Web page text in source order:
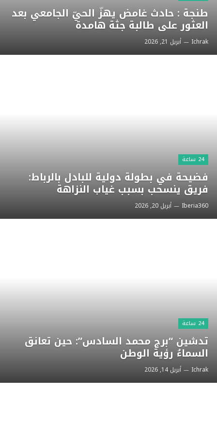
طنجة : حادث غامض يهزّ الحيّ الجامعي بعد
العثور على طالبة جثة هامدة
Ichrak أبريل 21, 2026
24 ساعة
فضيحة في بطولة دولية للبادل بالرباط:
فريق ينسحب بسبب غياب النزاهة
Iberia360 أبريل 20, 2026
24 ساعة
تدشين “برج محمد السادس”: حين تعانق
السماءُ رؤيةَ الوطن
Ichrak أبريل 14, 2026